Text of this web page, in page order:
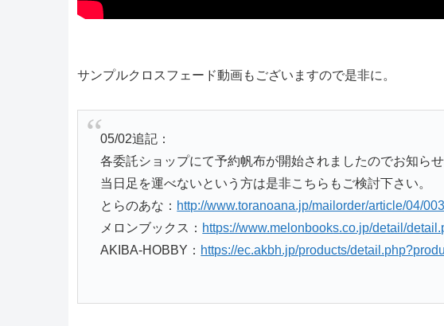
サンプルクロスフェード動画もございますので是非に。
05/02追記：
各委託ショップにて予約帆布が開始されましたのでお知らせ
当日足を運べないという方は是非こちらもご検討下さい。
とらのあな： http://www.toranoana.jp/mailorder/article/04/
メロンブックス： https://www.melonbooks.co.jp/detail/
AKIBA-HOBBY： https://ec.akbh.jp/products/